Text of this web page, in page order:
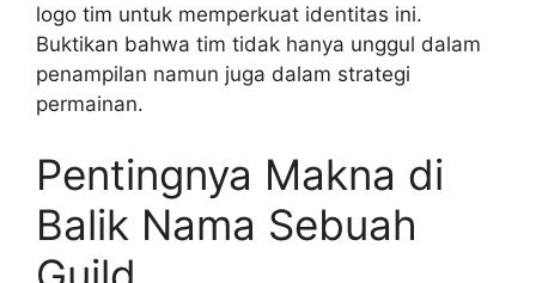
logo tim untuk memperkuat identitas ini.
Buktikan bahwa tim tidak hanya unggul dalam
penampilan namun juga dalam strategi
permainan.
Pentingnya Makna di
Balik Nama Sebuah